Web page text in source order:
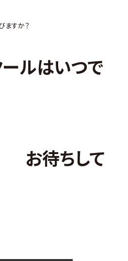
ますか？
ルはいつで
して